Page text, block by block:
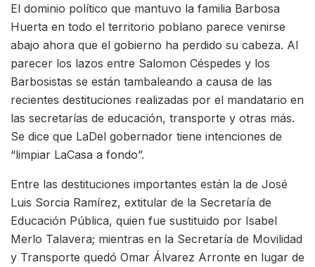
El dominio político que mantuvo la familia Barbosa
Huerta en todo el territorio poblano parece venirse
abajo ahora que el gobierno ha perdido su cabeza. Al
parecer los lazos entre Salomon Céspedes y los
Barbosistas se están tambaleando a causa de las
recientes destituciones realizadas por el mandatario en
las secretarías de educación, transporte y otras más.
Se dice que LaDel gobernador tiene intenciones de
“limpiar LaCasa a fondo”.
Entre las destituciones importantes están la de José
Luis Sorcia Ramírez, extitular de la Secretaría de
Educación Pública, quien fue sustituido por Isabel
Merlo Talavera; mientras en la Secretaría de Movilidad
y Transporte quedó Omar Álvarez Arronte en lugar de